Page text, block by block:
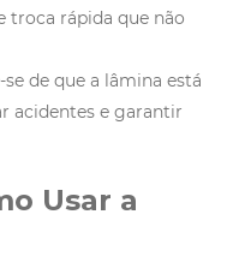
troca rápida que não
de que a lâmina está
acidentes e garantir
Usar a